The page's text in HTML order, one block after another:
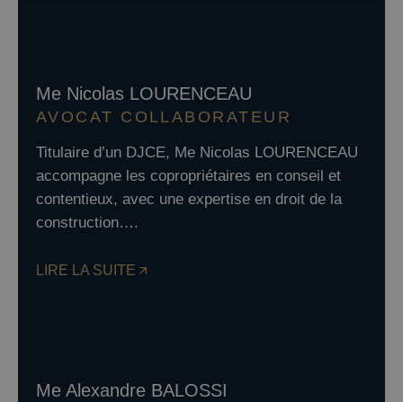
Me Nicolas LOURENCEAU
AVOCAT COLLABORATEUR
Titulaire d’un DJCE, Me Nicolas LOURENCEAU
accompagne les copropriétaires en conseil et
contentieux, avec une expertise en droit de la
construction….
LIRE LA SUITE
Me Alexandre BALOSSI